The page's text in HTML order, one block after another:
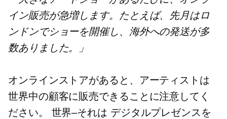
イン販売が急増します。たとえば、先月はロ
ンドンでショーを開催し、海外への発送が多
数ありました。」
オンラインストアがあると、アーティストは
世界中の顧客に販売できることに注意してく
ださい。 世界–それは デジタルプレゼンスを